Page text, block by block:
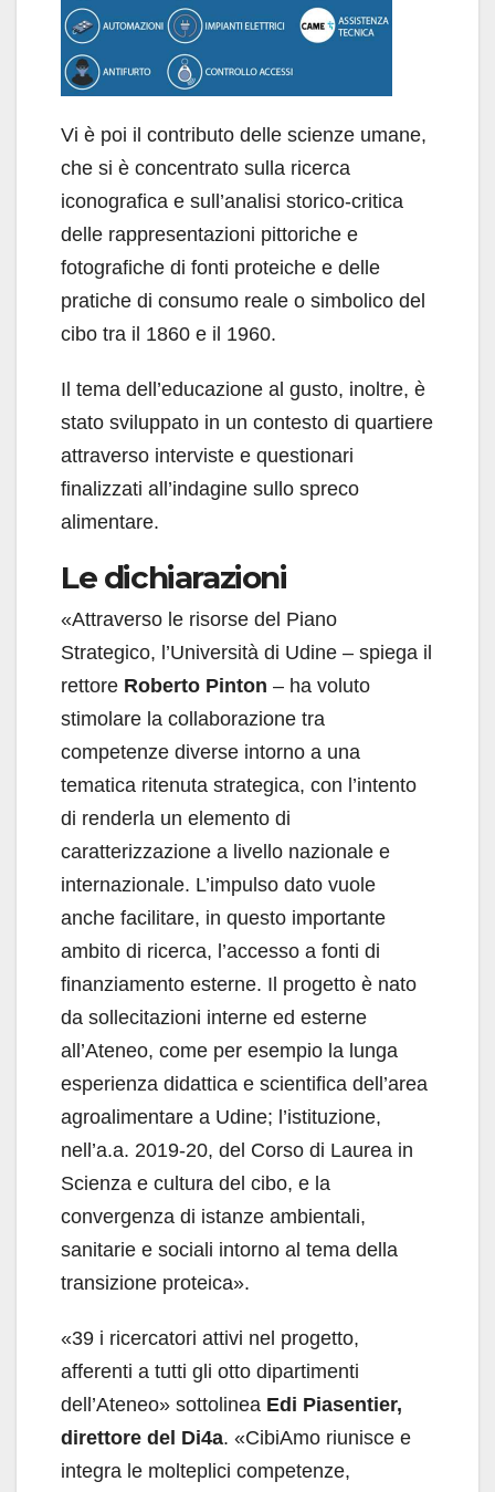
Vi è poi il contributo delle scienze umane,
che si è concentrato sulla ricerca
iconografica e sull’analisi storico-critica
delle rappresentazioni pittoriche e
fotografiche di fonti proteiche e delle
pratiche di consumo reale o simbolico del
cibo tra il 1860 e il 1960.
Il tema dell’educazione al gusto, inoltre, è
stato sviluppato in un contesto di quartiere
attraverso interviste e questionari
finalizzati all’indagine sullo spreco
alimentare.
Le dichiarazioni
«Attraverso le risorse del Piano
Strategico, l’Università di Udine – spiega il
rettore Roberto Pinton – ha voluto
stimolare la collaborazione tra
competenze diverse intorno a una
tematica ritenuta strategica, con l’intento
di renderla un elemento di
caratterizzazione a livello nazionale e
internazionale. L’impulso dato vuole
anche facilitare, in questo importante
ambito di ricerca, l’accesso a fonti di
finanziamento esterne. Il progetto è nato
da sollecitazioni interne ed esterne
all’Ateneo, come per esempio la lunga
esperienza didattica e scientifica dell’area
agroalimentare a Udine; l’istituzione,
nell’a.a. 2019-20, del Corso di Laurea in
Scienza e cultura del cibo, e la
convergenza di istanze ambientali,
sanitarie e sociali intorno al tema della
transizione proteica».
«39 i ricercatori attivi nel progetto,
afferenti a tutti gli otto dipartimenti
dell’Ateneo» sottolinea Edi Piasentier,
direttore del Di4a. «CibiAmo riunisce e
integra le molteplici competenze,